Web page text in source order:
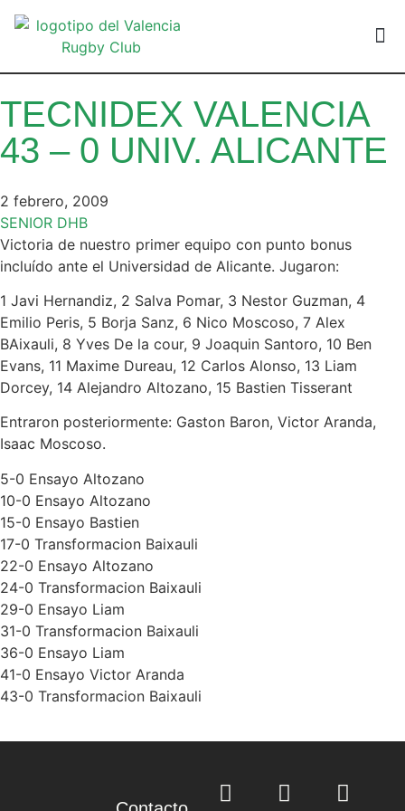
TECNIDEX VALENCIA
43 – 0 UNIV. ALICANTE
2 febrero, 2009
SENIOR DHB
Victoria de nuestro primer equipo con punto bonus
incluído ante el Universidad de Alicante. Jugaron:
1 Javi Hernandiz, 2 Salva Pomar, 3 Nestor Guzman, 4
Emilio Peris, 5 Borja Sanz, 6 Nico Moscoso, 7 Alex
BAixauli, 8 Yves De la cour, 9 Joaquin Santoro, 10 Ben
Evans, 11 Maxime Dureau, 12 Carlos Alonso, 13 Liam
Dorcey, 14 Alejandro Altozano, 15 Bastien Tisserant
Entraron posteriormente: Gaston Baron, Victor Aranda,
Isaac Moscoso.
5-0 Ensayo Altozano
10-0 Ensayo Altozano
15-0 Ensayo Bastien
17-0 Transformacion Baixauli
22-0 Ensayo Altozano
24-0 Transformacion Baixauli
29-0 Ensayo Liam
31-0 Transformacion Baixauli
36-0 Ensayo Liam
41-0 Ensayo Victor Aranda
43-0 Transformacion Baixauli